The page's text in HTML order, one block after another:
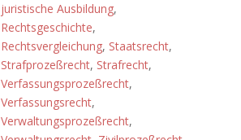
juristische Ausbildung,
Rechtsgeschichte,
Rechtsvergleichung, Staatsrecht,
Strafprozeßrecht, Strafrecht,
Verfassungsprozeßrecht,
Verfassungsrecht,
Verwaltungsprozeßrecht,